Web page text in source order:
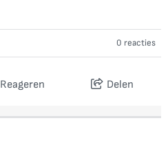
0 reacties
Reageren Delen